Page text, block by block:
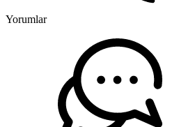
Yorumlar